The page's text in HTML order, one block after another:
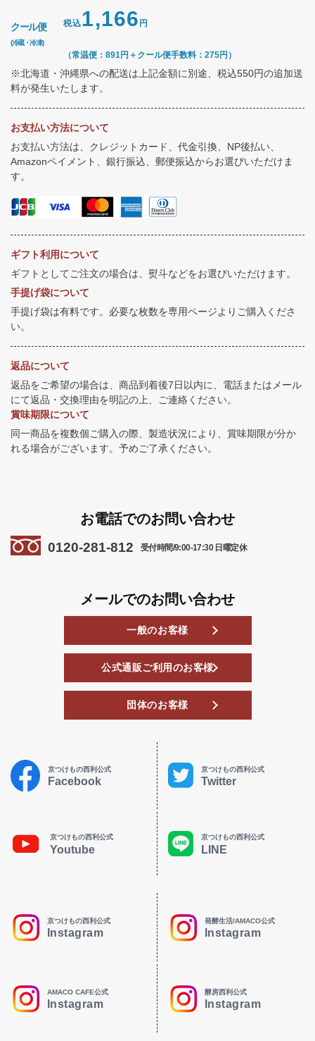
クール便
(冷蔵・冷凍)
税込1,166 円
（常温便：891円＋クール便手数料：275円）
※北海道・沖縄県への配送は上記金額に別途、税込550円の追加送
料が発生いたします。
お支払い方法について
お支払い方法は、クレジットカード、代金引換、NP後払い、
Amazonペイメント、銀行振込、郵便振込からお選びいただけま
す。
ギフト利用について
ギフトとしてご注文の場合は、熨斗などをお選びいただけます。
手提げ袋について
手提げ袋は有料です。必要な枚数を専用ページよりご購入くださ
い。
返品について
返品をご希望の場合は、商品到着後7日以内に、電話またはメール
にて返品・交換理由を明記の上、ご連絡ください。
賞味期限について
同一商品を複数個ご購入の際、製造状況により、賞味期限が分か
れる場合がございます。予めご了承ください。
お電話でのお問い合わせ
0120-281-812 受付時間/9:00-17:30 日曜定休
メールでのお問い合わせ
一般のお客様
公式通販ご利用のお客様
団体のお客様
京つけもの西利公式
Facebook
京つけもの西利公式
Twitter
京つけもの西利公式
Youtube
京つけもの西利公式
LINE
京つけもの西利公式
Instagram
発酵生活/AMACO公式
Instagram
AMACO CAFE公式
Instagram
酵房西利公式
Instagram